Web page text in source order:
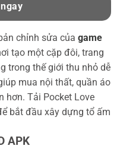
chỉnh sửa của game
tạo một cặp đôi, trang
trong thế giới thu nhỏ dễ
mua nội thất, quần áo
hơn. Tải Pocket Love
bắt đầu xây dựng tổ ấm
APK